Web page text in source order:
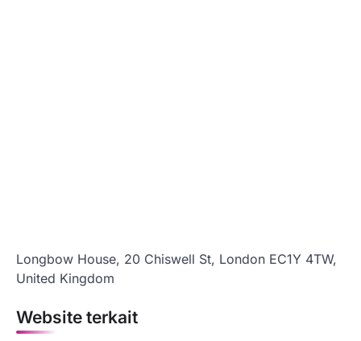
Longbow House, 20 Chiswell St, London EC1Y 4TW,
United Kingdom
Website terkait